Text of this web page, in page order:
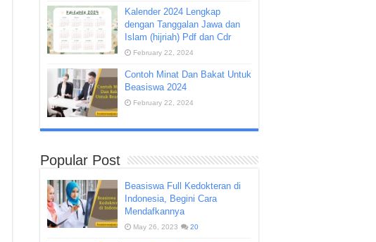
Kalender 2024 Lengkap
dengan Tanggalan Jawa dan
Islam (hijriah) Pdf dan Cdr
February 22, 2024
Contoh Minat Dan Bakat Untuk
Beasiswa 2024
February 22, 2024
Popular Post
Beasiswa Full Kedokteran di
Indonesia, Begini Cara
Mendafkannya
May 26, 2023 20